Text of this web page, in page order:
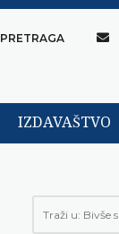
PRETRAGA
IZDAVAŠTVO